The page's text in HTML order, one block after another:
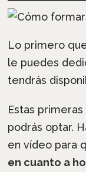
Lo primero
le puedes
tendrás
Estas
podrás optar.
en vídeo para
en cuanto a